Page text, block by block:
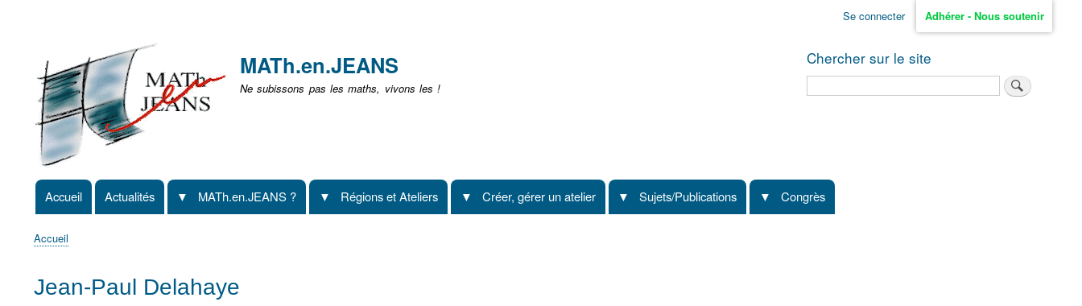
non
identifié
Se connecter Adhérer - Nous soutenir
MATh.en.JEANS
Ne subissons pas les maths, vivons les !
Chercher sur le site
Navigation
principale
Accueil Actualités MATh.en.JEANS ? Régions et Ateliers Créer, gérer un atelier Sujets/Publications Congrès
d'Ariane
Accueil
Jean-Paul Delahaye